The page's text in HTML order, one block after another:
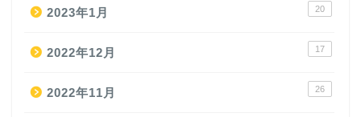
2023年1月 20
2022年12月 17
2022年11月 26